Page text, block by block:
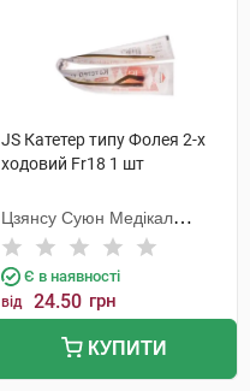
JS Катетер типу Фолея 2-х
ходовий Fr18 1 шт
Цзянсу Суюн Медікал
Метіріалс
Є в наявності
від 24.50 грн
КУПИТИ